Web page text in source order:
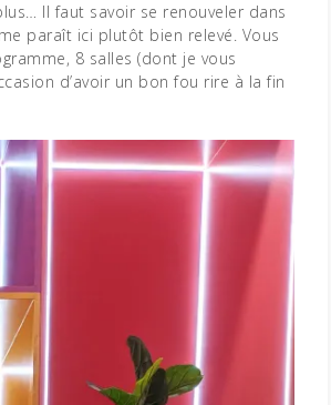
Il faut savoir se renouveler dans
paraît ici plutôt bien relevé. Vous
8 salles (dont je vous
d’avoir un bon fou rire à la fin